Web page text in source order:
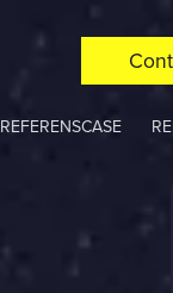
REFERENSCASE